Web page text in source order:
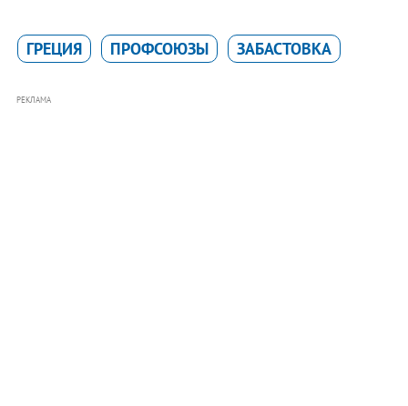
ГРЕЦИЯ ПРОФСОЮЗЫ ЗАБАСТОВКА
РЕКЛАМА